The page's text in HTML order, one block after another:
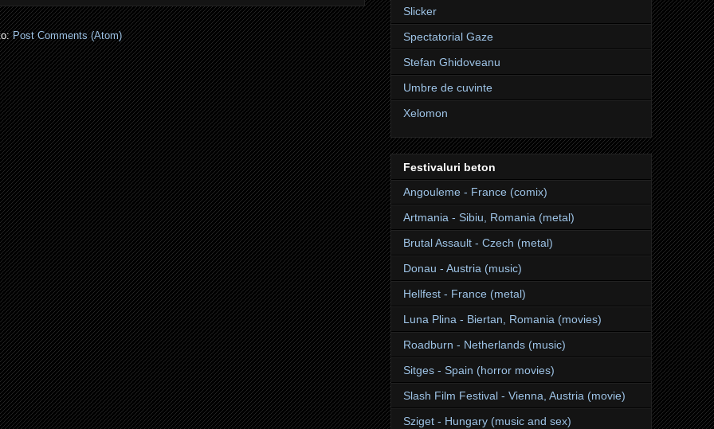
Post Comments (Atom)
Slicker
Spectatorial Gaze
Stefan Ghidoveanu
Umbre de cuvinte
Xelomon
Festivaluri beton
Angouleme - France (comix)
Artmania - Sibiu, Romania (metal)
Brutal Assault - Czech (metal)
Donau - Austria (music)
Hellfest - France (metal)
Luna Plina - Biertan, Romania (movies)
Roadburn - Netherlands (music)
Sitges - Spain (horror movies)
Slash Film Festival - Vienna, Austria (movie)
Sziget - Hungary (music and sex)